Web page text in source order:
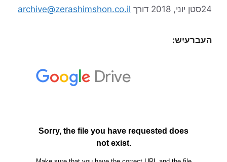
24סטן יוני, 2018 דורך archive@zerashimshon.co.il
העברעיִש: